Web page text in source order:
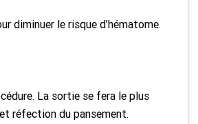
diminuer le risque d’hématome.
La sortie se fera le plus
réfection du pansement.